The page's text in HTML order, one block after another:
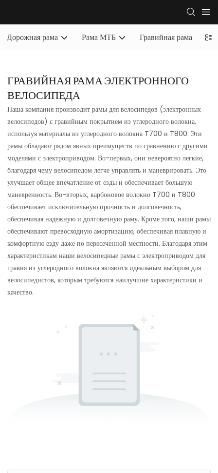
Дорожная рама Рама МТБ Гравийная рама
ГРАВИЙНАЯ РАМА ЭЛЕКТРОННОГО
ВЕЛОСИПЕДА
Наша компания производит рамы для велосипедов (электронных
велосипедов) с гравийным покрытием из углеродного волокна,
используя материалы из углеродного волокна T700 и T800. Эти
рамы обладают рядом явных преимуществ по сравнению с другими
моделями с электроприводом. Во-первых, они невероятно легкие,
благодаря чему велосипедом легче управлять и маневрировать. Это
улучшает общее впечатление от езды и обеспечивает большую
маневренность. Во-вторых, карбоновое волокно T700 и T800
обеспечивает исключительную прочность и долговечность,
обеспечивая надежную и долговечную раму. Кроме того, наши рамы
обеспечивают превосходную амортизацию, обеспечивая плавную и
комфортную езду даже по пересеченной местности. Благодаря этим
характеристикам наши велосипедные рамы с электроприводом для
гравия из углеродного волокна являются идеальным выбором для
велосипедистов, которым требуются наилучшие характеристики и
качество.